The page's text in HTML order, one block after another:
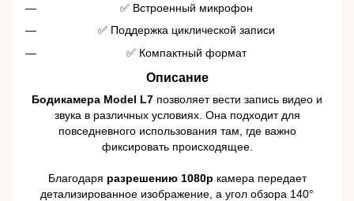
✅ Встроенный микрофон
✅ Поддержка циклической записи
✅ Компактный формат
Описание
Бодикамера Model L7 позволяет вести запись видео и
звука в различных условиях. Она подходит для
повседневного использования там, где важно
фиксировать происходящее.
Благодаря разрешению 1080p камера передает
детализированное изображение, а угол обзора 140°